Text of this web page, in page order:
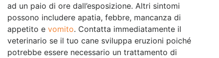
ad un paio di ore dall’esposizione. Altri sintomi
possono includere apatia, febbre, mancanza di
appetito e vomito. Contatta immediatamente il
veterinario se il tuo cane sviluppa eruzioni poiché
potrebbe essere necessario un trattamento di